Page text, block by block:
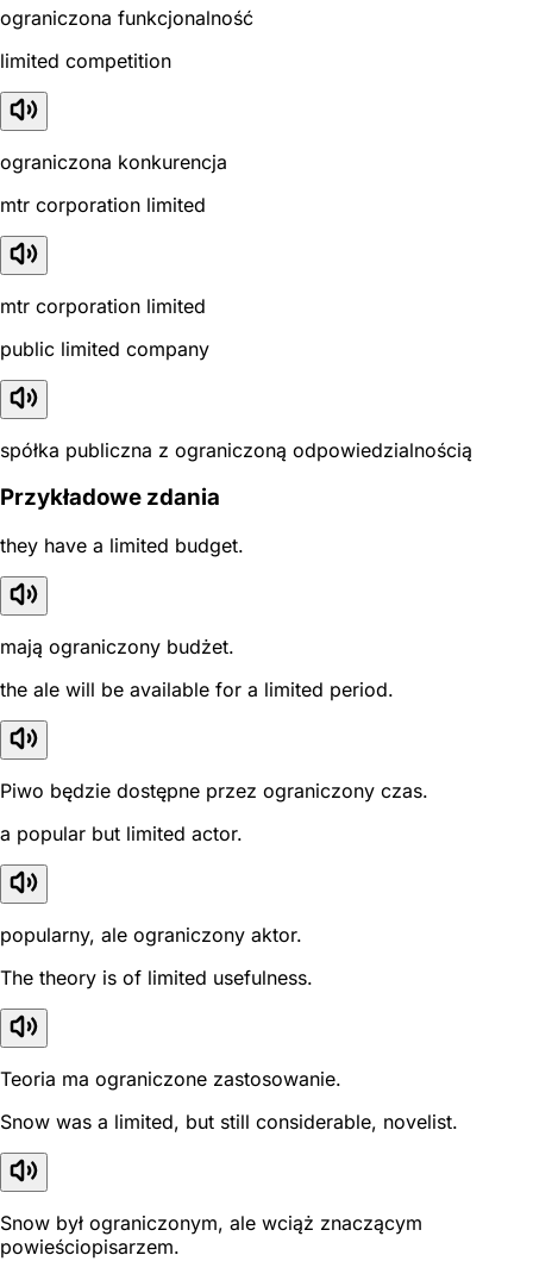
ograniczona funkcjonalność
limited competition
ograniczona konkurencja
mtr corporation limited
mtr corporation limited
public limited company
spółka publiczna z ograniczoną odpowiedzialnością
Przykładowe zdania
they have a limited budget.
mają ograniczony budżet.
the ale will be available for a limited period.
Piwo będzie dostępne przez ograniczony czas.
a popular but limited actor.
popularny, ale ograniczony aktor.
The theory is of limited usefulness.
Teoria ma ograniczone zastosowanie.
Snow was a limited, but still considerable, novelist.
Snow był ograniczonym, ale wciąż znaczącym
powieściopisarzem.